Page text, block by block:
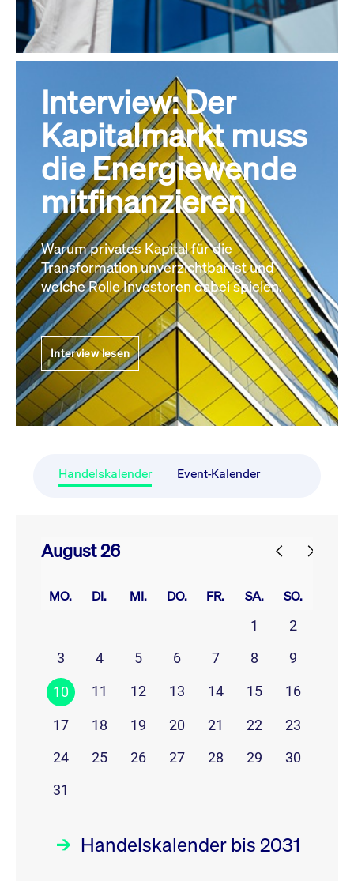
Interview: Der
Kapitalmarkt muss
die Energiewende
mitfinanzieren
Warum privates Kapital für die
Transformation unverzichtbar ist und
welche Rolle Investoren dabei spielen.
Interview lesen
Handelskalender Event-Kalender
August 26
MO. DI. MI. DO. FR. SA. SO.
1
2
3
4 5 6 7 8 9
10 11 12 13 14 15 16
17 18 19 20 21 22
23
24
25 26 27 28 29
30
31
Handelskalender bis 2031